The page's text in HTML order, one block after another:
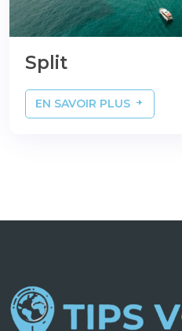
Split
EN SAVOIR PLUS